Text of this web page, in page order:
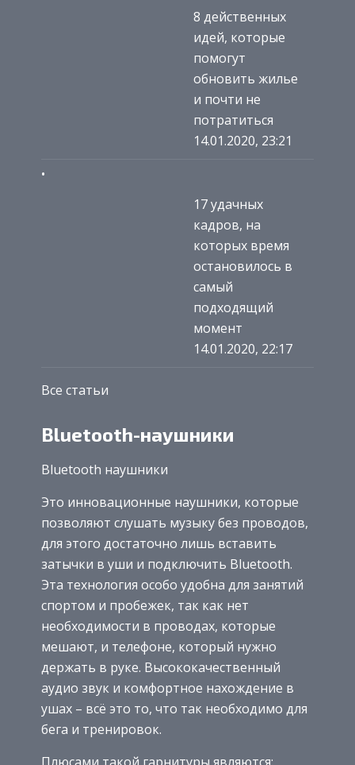
8 действенных
идей, которые
помогут
обновить жилье
и почти не
потратиться
14.01.2020, 23:21
17 удачных
кадров, на
которых время
остановилось в
самый
подходящий
момент
14.01.2020, 22:17
Все статьи
Bluetooth-наушники
Bluetooth наушники
Это инновационные наушники, которые
позволяют слушать музыку без проводов,
для этого достаточно лишь вставить
затычки в уши и подключить Bluetooth.
Эта технология особо удобна для занятий
спортом и пробежек, так как нет
необходимости в проводах, которые
мешают, и телефоне, который нужно
держать в руке. Высококачественный
аудио звук и комфортное нахождение в
ушах – всё это то, что так необходимо для
бега и тренировок.
Плюсами такой гарнитуры являются: